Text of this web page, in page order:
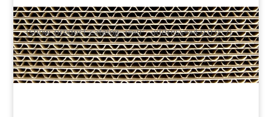
[show_product_catalog _i=»0″ _address=»4.0.0.0″ /]